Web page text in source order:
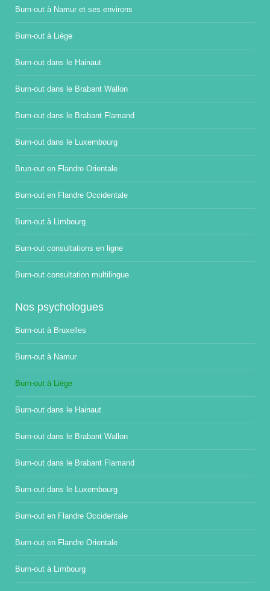
Burn-out à Namur et ses environs
Burn-out à Liège
Burn-out dans le Hainaut
Burn-out dans le Brabant Wallon
Burn-out dans le Brabant Flamand
Burn-out dans le Luxembourg
Brun-out en Flandre Orientale
Burn-out en Flandre Occidentale
Burn-out à Limbourg
Burn-out consultations en ligne
Burn-out consultation multilingue
Nos psychologues
Burn-out à Bruxelles
Burn-out à Namur
Burn-out à Liège
Burn-out dans le Hainaut
Burn-out dans le Brabant Wallon
Burn-out dans le Brabant Flamand
Burn-out dans le Luxembourg
Burn-out en Flandre Occidentale
Burn-out en Flandre Orientale
Burn-out à Limbourg